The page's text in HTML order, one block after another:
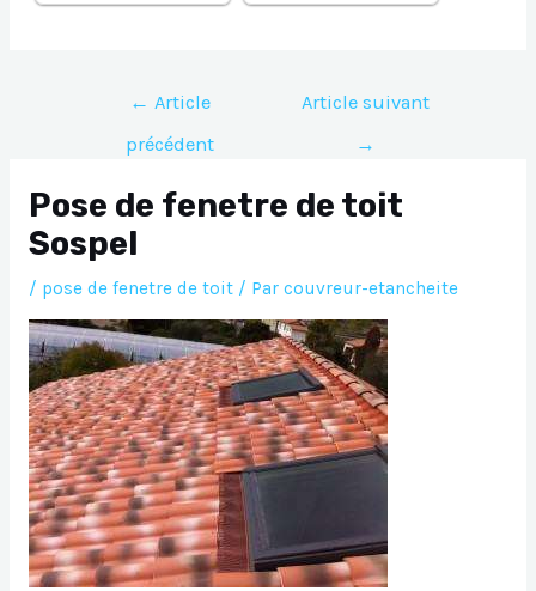
l’article
← Article
précédent
Article suivant
→
Pose de fenetre de toit
Sospel
/ pose de fenetre de toit/ Par couvreur-etancheite